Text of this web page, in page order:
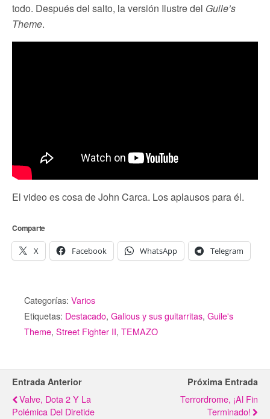
todo. Después del salto, la versión Ilustre del Guile’s
Theme.
El video es cosa de John Carca. Los aplausos para él.
Comparte
X Facebook WhatsApp Telegram
Categorías: Varios
Etiquetas: Destacado, Galious y sus guitarritas, Guile's
Theme, Street Fighter II, TEMAZO
Entrada Anterior
Valve, Dota 2 Y La
Polémica Del Diretide
Próxima Entrada
Terrordrome, ¡al Fin
Terminado!